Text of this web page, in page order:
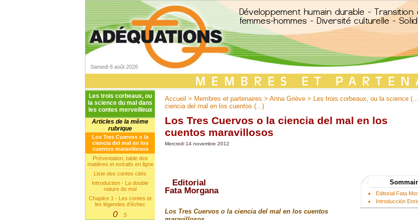
Samedi 8 août 2026
Les trois corbeaux, ou
la science du mal dans
les contes merveilleux
Articles de la même
rubrique
Los Tres Cuervos o la
ciencia del mal en los
cuentos maravillosos
Présentation, table des
matières et extraits en ligne
Liste des contes cités
Introduction - La double
nature du mal
Chapitre 1 - Les contes et
les légendes d’échec
0| 5
Accueil > Membres et partenaires > Anna Griève > Les trois corbeaux, ou la science
ciencia del mal en los cuentos (...)
Los Tres Cuervos o la ciencia del mal en los
cuentos maravillosos
Mercredi 14 novembre 2012
Editorial Fata
Introducción
Editorial
Fata Morgana
Los Tres Cuervos o la ciencia del mal en los cuentos